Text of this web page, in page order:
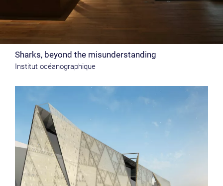
Sharks, beyond the misunderstanding
Institut océanographique